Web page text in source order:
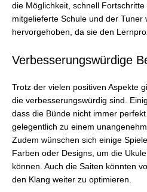
die Möglichkeit, schnell
mitgelieferte Schule und der Tuner
hervorgehoben, da sie den
Verbesserungswürdige
Trotz der vielen positiven Aspekte
die verbesserungswürdig sind.
dass die Bünde nicht immer
gelegentlich zu einem
Zudem wünschen sich einige
Farben oder Designs, um die
können. Auch die Saiten könnten
den Klang weiter zu optimieren.